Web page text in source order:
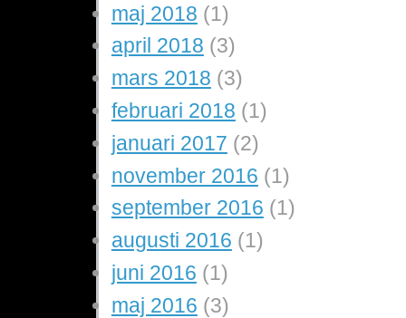
maj 2018 (1)
april 2018 (3)
mars 2018 (3)
februari 2018 (1)
januari 2017 (2)
november 2016 (1)
september 2016 (1)
augusti 2016 (1)
juni 2016 (1)
maj 2016 (3)